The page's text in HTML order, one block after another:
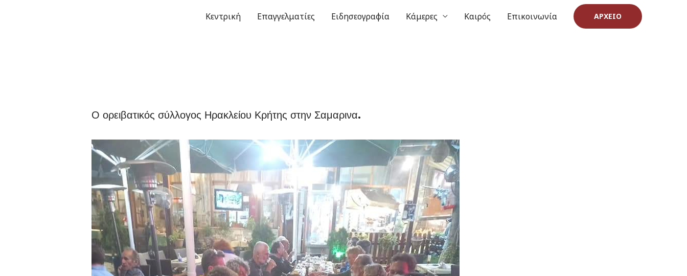
Κεντρική Επαγγελματίες Ειδησεογραφία Κάμερες Καιρός Επικοινωνία ΑΡΧΕΊΟ
Ο ορειβατικός σύλλογος Ηρακλείου Κρήτης στην Σαμαρινα.